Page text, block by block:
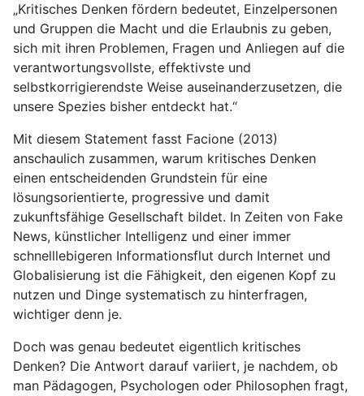
„Kritisches Denken fördern bedeutet, Einzelpersonen
und Gruppen die Macht und die Erlaubnis zu geben,
sich mit ihren Problemen, Fragen und Anliegen auf die
verantwortungsvollste, effektivste und
selbstkorrigierendste Weise auseinanderzusetzen, die
unsere Spezies bisher entdeckt hat.“
Mit diesem Statement fasst Facione (2013)
anschaulich zusammen, warum kritisches Denken
einen entscheidenden Grundstein für eine
lösungsorientierte, progressive und damit
zukunftsfähige Gesellschaft bildet. In Zeiten von Fake
News, künstlicher Intelligenz und einer immer
schnelllebigeren Informationsflut durch Internet und
Globalisierung ist die Fähigkeit, den eigenen Kopf zu
nutzen und Dinge systematisch zu hinterfragen,
wichtiger denn je.
Doch was genau bedeutet eigentlich kritisches
Denken? Die Antwort darauf variiert, je nachdem, ob
man Pädagogen, Psychologen oder Philosophen fragt,